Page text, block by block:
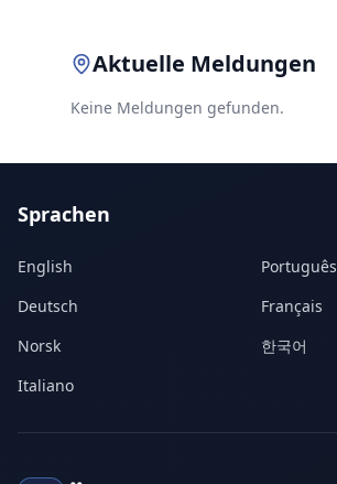
Aktuelle Meldungen
Keine Meldungen gefunden.
Sprachen
English Português
Deutsch
Français
Norsk
한국어
Italiano